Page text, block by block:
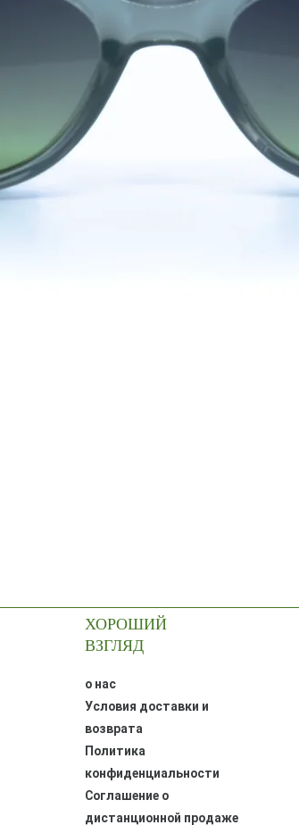
ХОРОШИЙ
ВЗГЛЯД
о нас
Условия доставки и
возврата
Политика
конфиденциальности
Соглашение о
дистанционной продаже